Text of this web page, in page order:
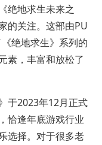
绝地求生未来之
的关注。这部由PU
绝地求生》系列的
素，丰富和放松了
于2023年12月正式
恰逢年底游戏行业
选择。对于很多老